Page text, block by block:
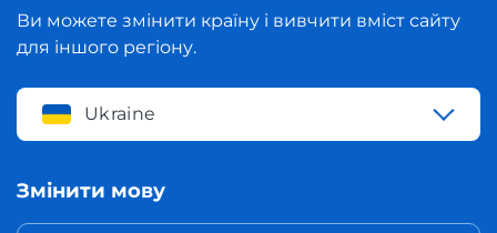
Ви можете змінити країну і вивчити вміст сайту
для іншого регіону.
Ukraine
Змінити мову